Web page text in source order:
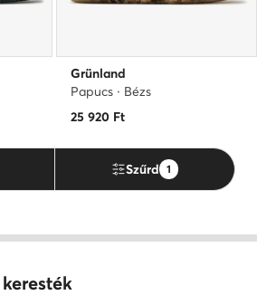
Grünland
Papucs · Bézs
25 920 Ft
Szűrd 1